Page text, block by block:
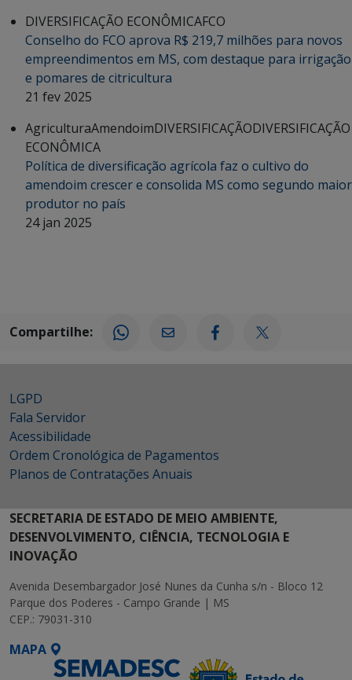
DIVERSIFICAÇÃO ECONÔMICAFCO
Conselho do FCO aprova R$ 219,7 milhões para novos
empreendimentos em MS, com destaque para irrigação
e pomares de citricultura
21 fev 2025
AgriculturaAmendoimDIVERSIFICAÇÃODIVERSIFICAÇÃO
ECONÔMICA
Política de diversificação agrícola faz o cultivo do
amendoim crescer e consolida MS como segundo maior
produtor no país
24 jan 2025
Compartilhe:
LGPD
Fala Servidor
Acessibilidade
Ordem Cronológica de Pagamentos
Planos de Contratações Anuais
SECRETARIA DE ESTADO DE MEIO AMBIENTE,
DESENVOLVIMENTO, CIÊNCIA, TECNOLOGIA E
INOVAÇÃO
Avenida Desembargador José Nunes da Cunha s/n - Bloco 12
Parque dos Poderes - Campo Grande | MS
CEP.: 79031-310
MAPA